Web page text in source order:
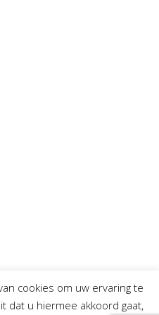
cookies om uw ervaring te
dat u hiermee akkoord gaat,